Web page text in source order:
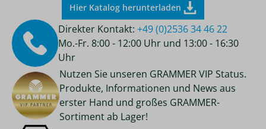
Hier Katalog herunterladen
Direkter Kontakt:+49 (0)2536 34 46 22
Mo.-Fr. 8:00 - 12:00 Uhr und 13:00 - 16:30
Uhr
Nutzen Sie unseren GRAMMER VIP Status.
Produkte, Informationen und News aus
erster Hand und großes GRAMMER-
Sortiment ab Lager!